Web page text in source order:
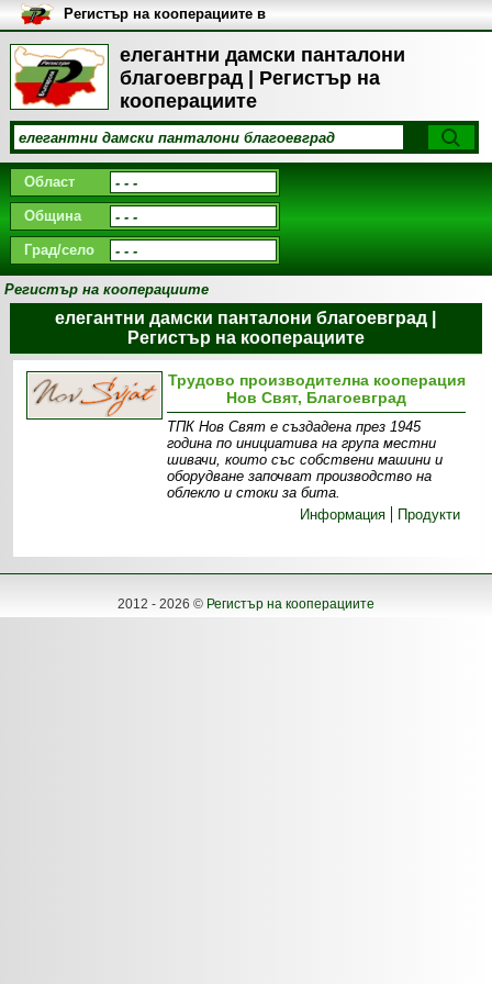
елегантни дамски панталони
благоевград | Регистър на
кооперациите
Регистър на кооперациите в
България
Област
Община
Град/село
Регистър на кооперациите
елегантни дамски панталони благоевград |
Регистър на кооперациите
Трудово производителна кооперация
Нов Свят, Благоевград
ТПК Нов Свят е създадена през 1945
година по инициатива на група местни
шивачи, които със собствени машини и
оборудване започват производство на
облекло и стоки за бита.
Информация
Продукти
2012 - 2026 © Регистър на кооперациите